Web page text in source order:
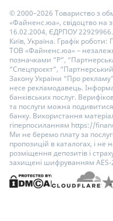
© 2000–2026 Товариство з
«Файненс.юа», свідоцтво на
16.02.2004, ЄДРПОУ
Київ, Україна. Графік
ТОВ «Файненс.юа» –
позначками “Р”,
“Спецпроєкт”,
Закону України “Про
несе рекламодавець.
банківських послуг.
та послуги можна подивитися
банку. Використання
гіперпосиланням https://
Ми не беремо плату за
пропозицій в каталогах, і не
розміщення депозитів і
захищені шифруванням AES-